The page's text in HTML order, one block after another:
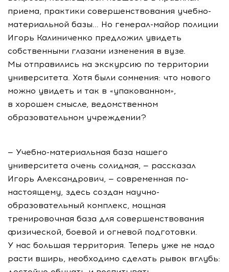
приема, практики совершенствования учебно-
материальной базы... Но генерал-майор полиции
Игорь Калиниченко предложил увидеть
собственными глазами изменения в вузе.
Мы отправились на экскурсию по территории
университета. Хотя были сомнения: что нового
можно увидеть и так в «упакованном»,
в хорошем смысле, ведомственном
образовательном учреждении?
— Учебно-материальная база нашего
университета очень солидная, — рассказал
Игорь Александрович, — современная по-
настоящему, здесь создан научно-
образовательный комплекс, мощная
тренировочная база для совершенствования
физической, боевой и огневой подготовки.
У нас большая территория. Теперь уже не надо
расти вширь, необходимо сделать рывок вглубь: